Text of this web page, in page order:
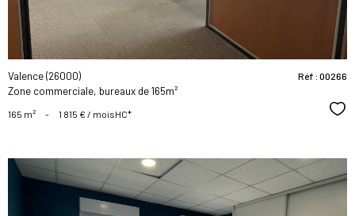
Valence (26000)
Zone commerciale, bureaux de 165m²
Réf : 00266
165 m² - 1 815 € / moisHC*